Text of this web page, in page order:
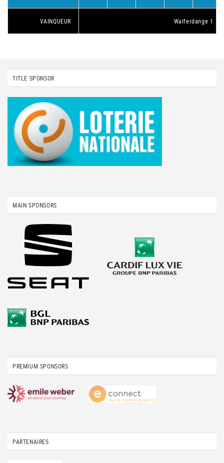
VAINQUEUR Walferdange 1
TITLE SPONSOR
MAIN SPONSORS
PREMIUM SPONSORS
PARTENAIRES